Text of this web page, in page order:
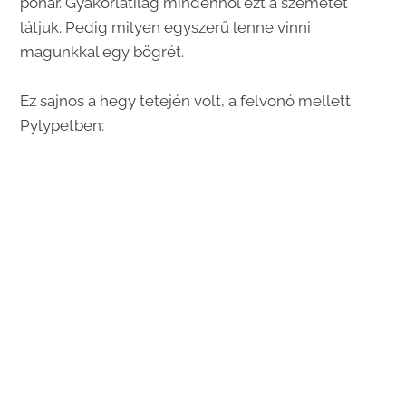
látjuk. Pedig milyen egyszerű lenne vinni
magunkkal egy bögrét.
Ez sajnos a hegy tetején volt, a felvonó mellett
Pylypetben: